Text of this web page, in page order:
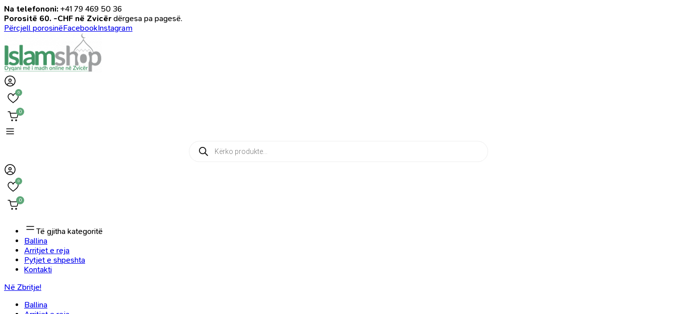
Na telefononi: +41 79 469 50 36
Porositë 60. -CHF në Zvicër dërgesa pa pagesë.
Përcjell porosinëFacebookInstagram
0
0
Products
search
0
0
Të gjitha kategoritë
Ballina
Arritjet e reja
Pytjet e shpeshta
Kontakti
Në Zbritje!
Ballina